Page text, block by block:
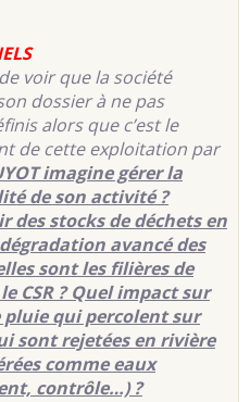
voir que la société
dossier à ne pas
alors que c’est le
de cette exploitation par
imagine gérer la
de son activité ?
des stocks de déchets en
avancé des
sont les filières de
CSR ? Quel impact sur
pluie qui percolent sur
sont rejetées en rivière
comme eaux
contrôle…) ?